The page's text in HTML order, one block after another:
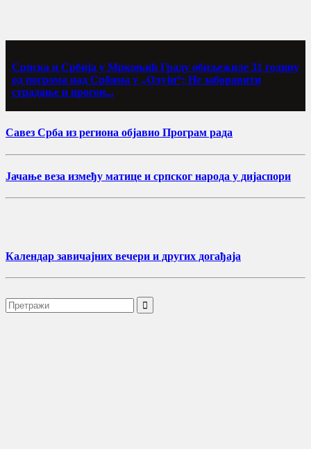
Српска и Србија у Мркоњић Граду обиљежиле 31 годину
од погрома над Србима у „Олуји“; Не заборавити
страдање и прогон...
Савез Срба из региона објавио Програм рада
Јачање веза између матице и српског народа у дијаспори
Календар завичајних вечери и других догађаја